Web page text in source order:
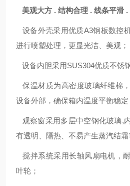
美观大方 . 结构合理 . 线条平滑 .
设备外壳采用优质A3钢板数控
进行喷塑处理，更显光洁、美观；
设备内胆采用SUS304优质不锈
保温材质为高密度玻璃纤维棉
设备外部，确保箱内温度平衡稳定
观察窗采用多层中空钢化玻璃,
有透明、隔热、不易产生蒸汽结霜
搅拌系统采用长轴风扇电机，
叶轮；